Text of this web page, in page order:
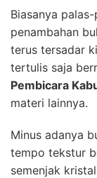
Biasanya
penambahan
terus tersadar
tertulis saja
Pembicara
materi lainnya.
Minus adanya
tempo tekstur
semenjak